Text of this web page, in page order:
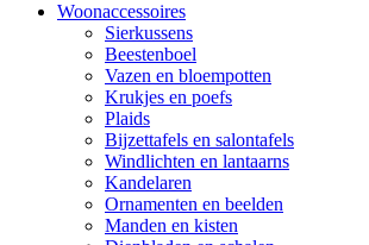
Woonaccessoires
Sierkussens
Beestenboel
Vazen en bloempotten
Krukjes en poefs
Plaids
Bijzettafels en salontafels
Windlichten en lantaarns
Kandelaren
Ornamenten en beelden
Manden en kisten